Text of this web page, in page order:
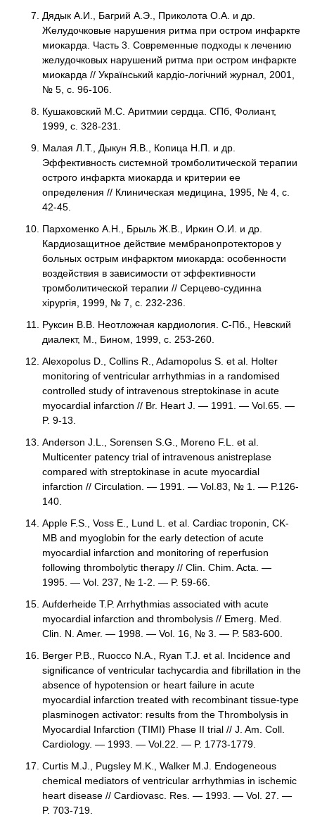
Дядык А.И., Багрий А.Э., Приколота О.А. и др.
Желудочковые нарушения ритма при остром инфаркте
миокарда. Часть 3. Современные подходы к лечению
желудочковых нарушений ритма при остром инфаркте
миокарда // Український кардіо-логічний журнал, 2001,
№ 5, с. 96-106.
Кушаковский М.С. Аритмии сердца. СПб, Фолиант,
1999, с. 328-231.
Малая Л.Т., Дыкун Я.В., Копица Н.П. и др.
Эффективность системной тромболитической терапии
острого инфаркта миокарда и критерии ее
определения // Клиническая медицина, 1995, № 4, с.
42-45.
Пархоменко А.Н., Брыль Ж.В., Иркин О.И. и др.
Кардиозащитное действие мембранопротекторов у
больных острым инфарктом миокарда: особенности
воздействия в зависимости от эффективности
тромболитической терапии // Серцево-судинна
хірургія, 1999, № 7, с. 232-236.
Руксин В.В. Неотложная кардиология. С-Пб., Невский
диалект, М., Бином, 1999, с. 253-260.
Alexopolus D., Collins R., Adamopolus S. et al. Holter
monitoring of ventricular arrhythmias in a randomised
controlled study of intravenous streptokinase in acute
myocardial infarction // Br. Heart J. — 1991. — Vol.65. —
P. 9-13.
Anderson J.L., Sorensen S.G., Moreno F.L. et al.
Multicenter patency trial of intravenous anistreplase
compared with streptokinase in acute myocardial
infarction // Circulation. — 1991. — Vol.83, № 1. — P.126-
140.
Apple F.S., Voss E., Lund L. et al. Cardiac troponin, CK-
MB and myoglobin for the early detection of acute
myocardial infarction and monitoring of reperfusion
following thrombolytic therapy // Clin. Chim. Acta. —
1995. — Vol. 237, № 1-2. — P. 59-66.
Aufderheide T.P. Arrhythmias associated with acute
myocardial infarction and thrombolysis // Emerg. Med.
Clin. N. Amer. — 1998. — Vol. 16, № 3. — P. 583-600.
Berger P.B., Ruocco N.A., Ryan T.J. et al. Incidence and
significance of ventricular tachycardia and fibrillation in the
absence of hypotension or heart failure in acute
myocardial infarction treated with recombinant tissue-type
plasminogen activator: results from the Thrombolysis in
Myocardial Infarction (TIMI) Phase II trial // J. Am. Coll.
Cardiology. — 1993. — Vol.22. — P. 1773-1779.
Curtis M.J., Pugsley M.K., Walker M.J. Endogeneous
chemical mediators of ventricular arrhythmias in ischemic
heart disease // Cardiovasc. Res. — 1993. — Vol. 27. —
P. 703-719.